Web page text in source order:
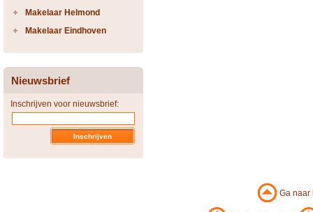
Makelaar Helmond
Makelaar Eindhoven
Nieuwsbrief
Inschrijven voor nieuwsbrief:
Ga